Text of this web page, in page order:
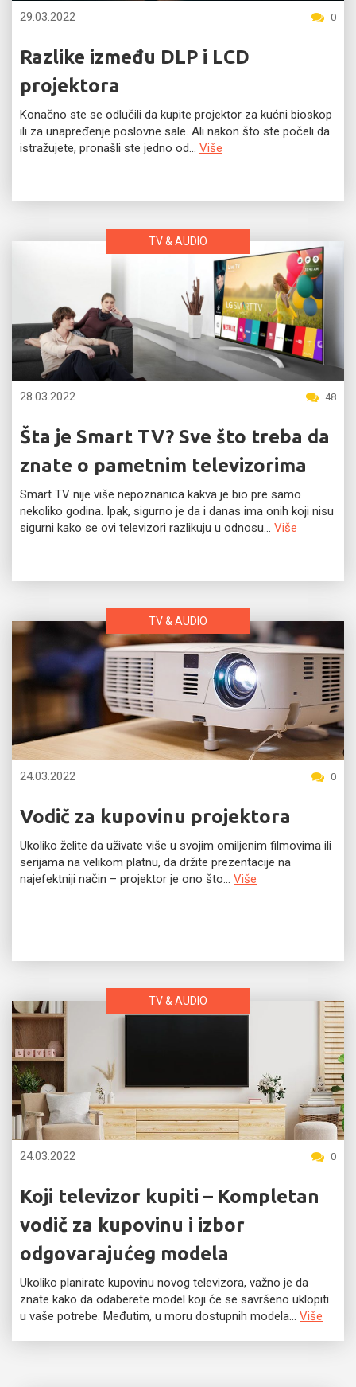
29.03.2022 0
Razlike između DLP i LCD
projektora
Konačno ste se odlučili da kupite projektor za kućni bioskop
ili za unapređenje poslovne sale. Ali nakon što ste počeli da
istražujete, pronašli ste jedno od... Više
TV & AUDIO
28.03.2022 48
Šta je Smart TV? Sve što treba da
znate o pametnim televizorima
Smart TV nije više nepoznanica kakva je bio pre samo
nekoliko godina. Ipak, sigurno je da i danas ima onih koji nisu
sigurni kako se ovi televizori razlikuju u odnosu... Više
TV & AUDIO
24.03.2022 0
Vodič za kupovinu projektora
Ukoliko želite da uživate više u svojim omiljenim filmovima ili
serijama na velikom platnu, da držite prezentacije na
najefektniji način – projektor je ono što... Više
TV & AUDIO
24.03.2022 0
Koji televizor kupiti – Kompletan
vodič za kupovinu i izbor
odgovarajućeg modela
Ukoliko planirate kupovinu novog televizora, važno je da
znate kako da odaberete model koji će se savršeno uklopiti
u vaše potrebe. Međutim, u moru dostupnih modela... Više